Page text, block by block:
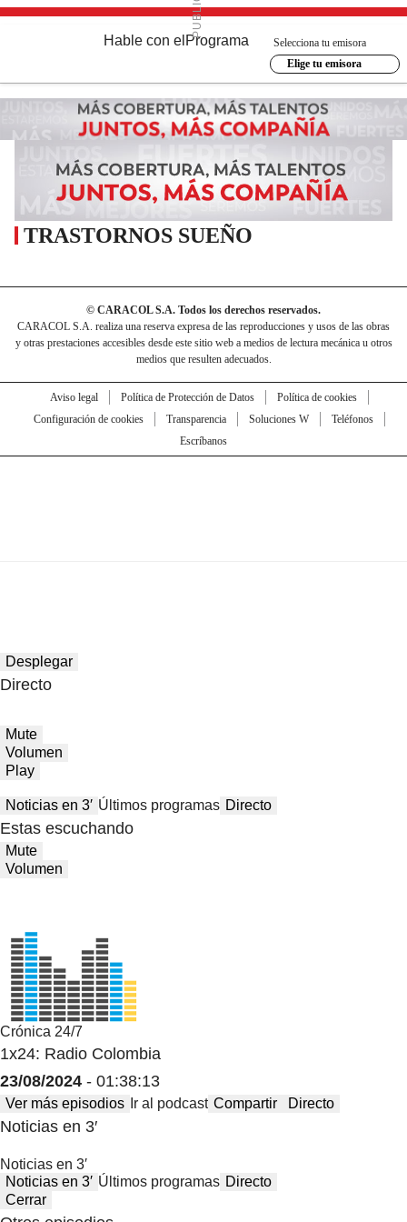
Hable con el Programa
Selecciona tu emisora
Elige tu emisora
TRASTORNOS SUEÑO
© CARACOL S.A. Todos los derechos reservados.
CARACOL S.A. realiza una reserva expresa de las reproducciones y usos de las obras
y otras prestaciones accesibles desde este sitio web a medios de lectura mecánica u otros
medios que resulten adecuados.
Aviso legal Política de Protección de Datos
Política de cookies
Configuración de cookies
Transparencia Soluciones W
Teléfonos
Escríbanos
Desplegar
Directo
Mute
Volumen
Play
Noticias en 3′ Últimos programas Directo
Estas escuchando
Mute
Volumen
Crónica 24/7
1x24: Radio Colombia
23/08/2024 - 01:38:13
Ver más episodios Ir al podcast Compartir Directo
Noticias en 3′
Noticias en 3′
Noticias en 3′ Últimos programas Directo
Cerrar